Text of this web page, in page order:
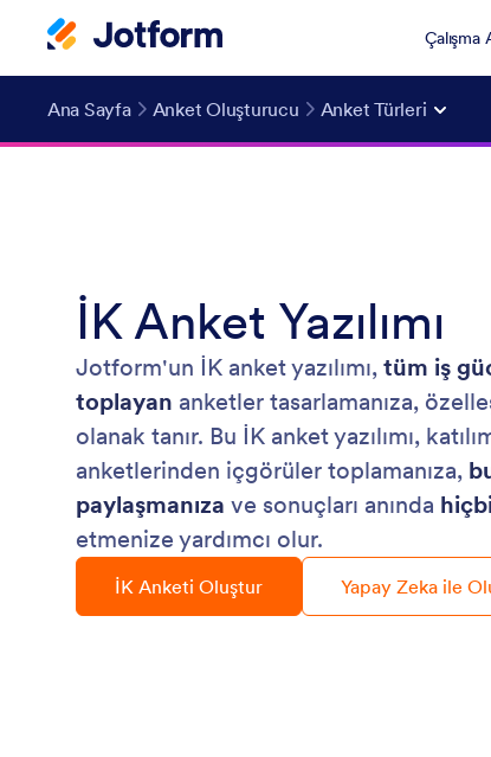
Çalışma
Ana Sayfa Anket Oluşturucu Anket Türleri
İK Anket Yazılımı
Jotform'un İK anket yazılımı,tüm iş
toplayan anketler tasarlamanıza,
olanak tanır. Bu İK anket yazılımı,
anketlerinden içgörüler toplamanıza,
paylaşmanıza ve sonuçları anında
etmenize yardımcı olur.
İK Anketi Oluştur Yapay Zeka ile